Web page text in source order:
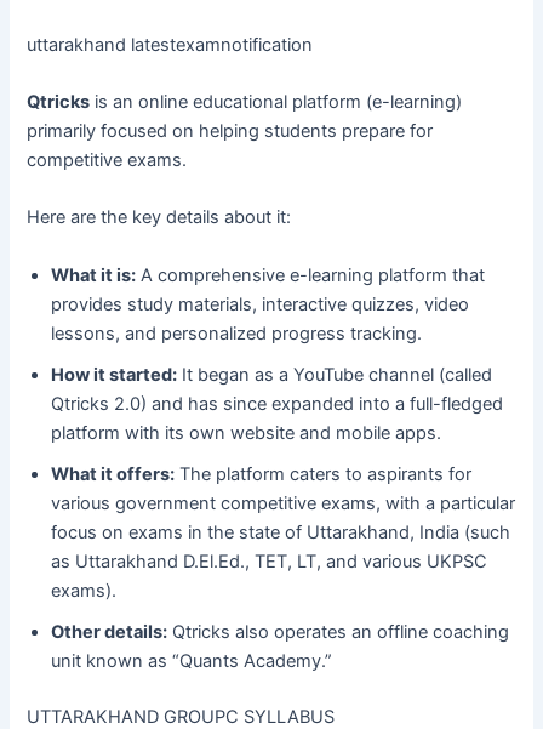
uttarakhand latestexamnotification
Qtricks is an online educational platform (e-learning)
primarily focused on helping students prepare for
competitive exams.
Here are the key details about it:
What it is: A comprehensive e-learning platform that
provides study materials, interactive quizzes, video
lessons, and personalized progress tracking.
How it started: It began as a YouTube channel (called
Qtricks 2.0) and has since expanded into a full-fledged
platform with its own website and mobile apps.
What it offers: The platform caters to aspirants for
various government competitive exams, with a particular
focus on exams in the state of Uttarakhand, India (such
as Uttarakhand D.El.Ed., TET, LT, and various UKPSC
exams).
Other details: Qtricks also operates an offline coaching
unit known as “Quants Academy.”
UTTARAKHAND GROUPC SYLLABUS